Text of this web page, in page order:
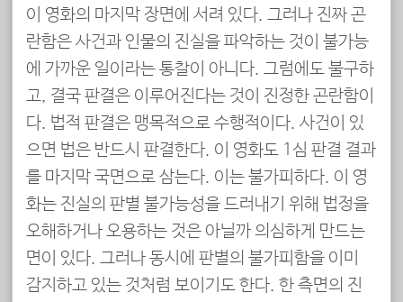
이 영화의 마지막 장면에 서려 있다. 그러나 진짜 곤
란함은 사건과 인물의 진실을 파악하는 것이 불가능
에 가까운 일이라는 통찰이 아니다. 그럼에도 불구하
고, 결국 판결은 이루어진다는 것이 진정한 곤란함이
다. 법적 판결은 맹목적으로 수행적이다. 사건이 있
으면 법은 반드시 판결한다. 이 영화도 1심 판결 결과
를 마지막 국면으로 삼는다. 이는 불가피하다. 이 영
화는 진실의 판별 불가능성을 드러내기 위해 법정을
오해하거나 오용하는 것은 아닐까 의심하게 만드는
면이 있다. 그러나 동시에 판별의 불가피함을 이미
감지하고 있는 것처럼 보이기도 한다. 한 측면의 진